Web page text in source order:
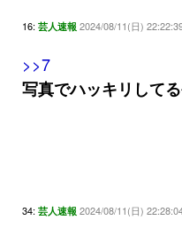
16: 芸人速報 2024/08/11(日)
>>7
写真でハッキリして
34: 芸人速報 2024/08/11(日)